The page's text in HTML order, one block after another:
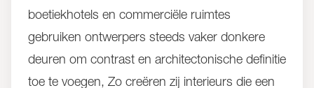
boetiekhotels en commerciële ruimtes
gebruiken ontwerpers steeds vaker donkere
deuren om contrast en architectonische definitie
toe te voegen, Zo creëren zij interieurs die een